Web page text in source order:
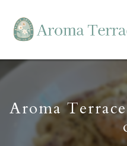
Aroma